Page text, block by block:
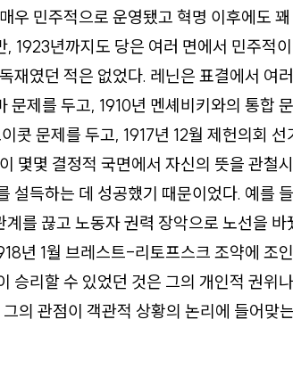
우 민주적으로 운영됐고 혁명 이후에도
, 1923년까지도 당은 여러 면에서 민주적
재였던 적은 없었다. 레닌은 표결에서 여
문제를 두고, 1910년 멘셰비키와의 통합
콧 문제를 두고, 1917년 12월 제헌의회 선
몇몇 결정적 국면에서 자신의 뜻을 관철
설득하는 데 성공했기 때문이었다. 예를
를 끊고 노동자 권력 장악으로 노선을 바
년 1월 브레스트-리토프스크 조약에 조
승리할 수 있었던 것은 그의 개인적 권위
의 관점이 객관적 상황의 논리에 들어맞